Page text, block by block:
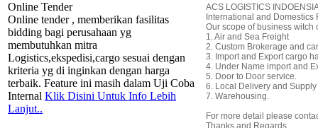
Online Tender
Online tender , memberikan fasilitas
bidding bagi perusahaan yg
membutuhkan mitra
Logistics,ekspedisi,cargo sesuai dengan
kriteria yg di inginkan dengan harga
terbaik. Feature ini masih dalam Uji Coba
Internal Klik Disini Untuk Info Lebih
Lanjut..
ACS LOGISTICS
International and
Our scope of business witch
1. Air and Sea Freight
2. Custom Brokerage and
3. Import and Export cargo
4. Under Name import and
5. Door to Door service.
6. Local Delivery and
7. Warehousing.
For more detail please
Thanks and Regards,